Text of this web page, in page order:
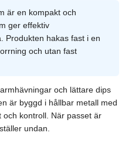
är en kompakt och
ger effektiv
Produkten hakas fast i en
och utan fast
och lättare dips
är byggd i hållbar metall med
kontroll. När passet är
undan.